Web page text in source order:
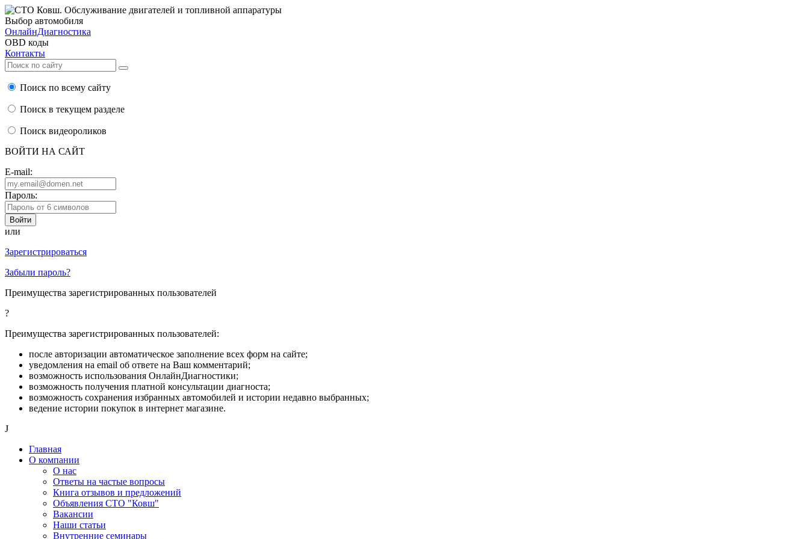
Выбор автомобиля
ОнлайнДиагностика
OBD коды
Контакты
Поиск по всему сайту
Поиск в текущем разделе
Поиск видеороликов
ВОЙТИ НА САЙТ
E-mail:
Пароль:
или
Зарегистрироваться
Забыли пароль?
Преимущества зарегистрированных пользователей
?
Преимущества зарегистрированных пользователей:
после авторизации автоматическое заполнение всех форм на сайте;
уведомления на email об ответе на Ваш комментарий;
возможность использования ОнлайнДиагностики;
возможность получения платной консультации диагноста;
возможность сохранения избранных автомобилей и истории недавно выбранных;
ведение истории покупок в интернет магазине.
J
Главная
О компании
О нас
Ответы на частые вопросы
Книга отзывов и предложений
Объявления СТО "Ковш"
Вакансии
Наши статьи
Внутренние семинары